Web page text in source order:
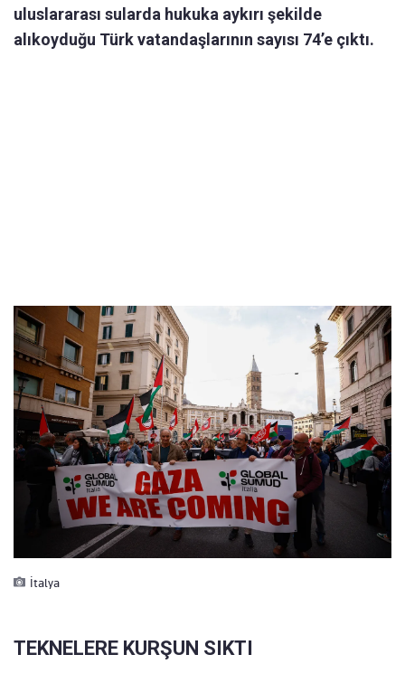
uluslararası sularda hukuka aykırı şekilde
alıkoyduğu Türk vatandaşlarının sayısı 74’e çıktı.
İtalya
TEKNELERE KURŞUN SIKTI